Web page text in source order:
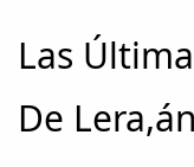
Las
De